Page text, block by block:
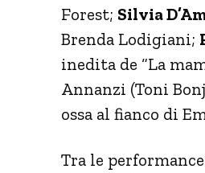
Forest; Silvia
Brenda Lodigiani;
inedita de “La
Annanzi (Toni
ossa al fianco di
Tra le